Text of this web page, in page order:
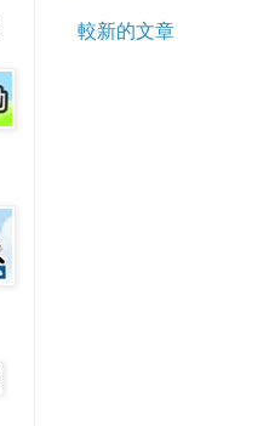
較新的文章